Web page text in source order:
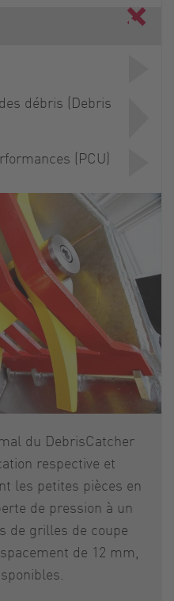
débris (Debris
(PCU)
du DebrisCatcher
respective et
les petites pièces en
de pression à un
de grilles de coupe
de 12 mm,